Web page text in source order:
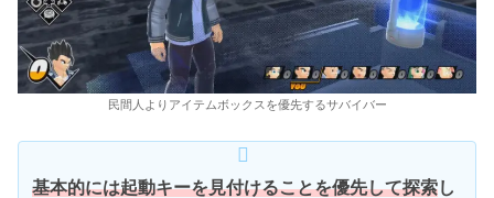
民間人よりアイテムボックスを優先するサバイバー
基本的には起動キーを見付けることを優先して探索し